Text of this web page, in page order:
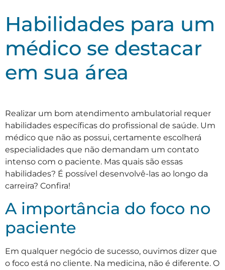
Habilidades para um
médico se destacar
em sua área
Realizar um bom atendimento ambulatorial requer
habilidades específicas do profissional de saúde. Um
médico que não as possui, certamente escolherá
especialidades que não demandam um contato
intenso com o paciente. Mas quais são essas
habilidades? É possível desenvolvê-las ao longo da
carreira? Confira!
A importância do foco no
paciente
Em qualquer negócio de sucesso, ouvimos dizer que
o foco está no cliente. Na medicina, não é diferente. O